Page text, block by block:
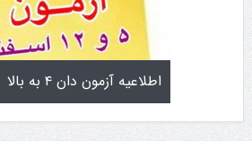
تولد کایچو سن سی گوگن یاماگوچی